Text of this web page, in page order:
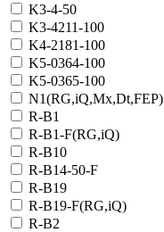
K3-4-50
K3-4211-100
K4-2181-100
K5-0364-100
K5-0365-100
N1(RG,iQ,Mx,Dt,FEP)
R-B1
R-B1-F(RG,iQ)
R-B10
R-B14-50-F
R-B19
R-B19-F(RG,iQ)
R-B2